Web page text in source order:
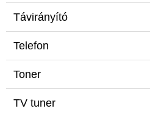
Távirányító
Telefon
Toner
TV tuner